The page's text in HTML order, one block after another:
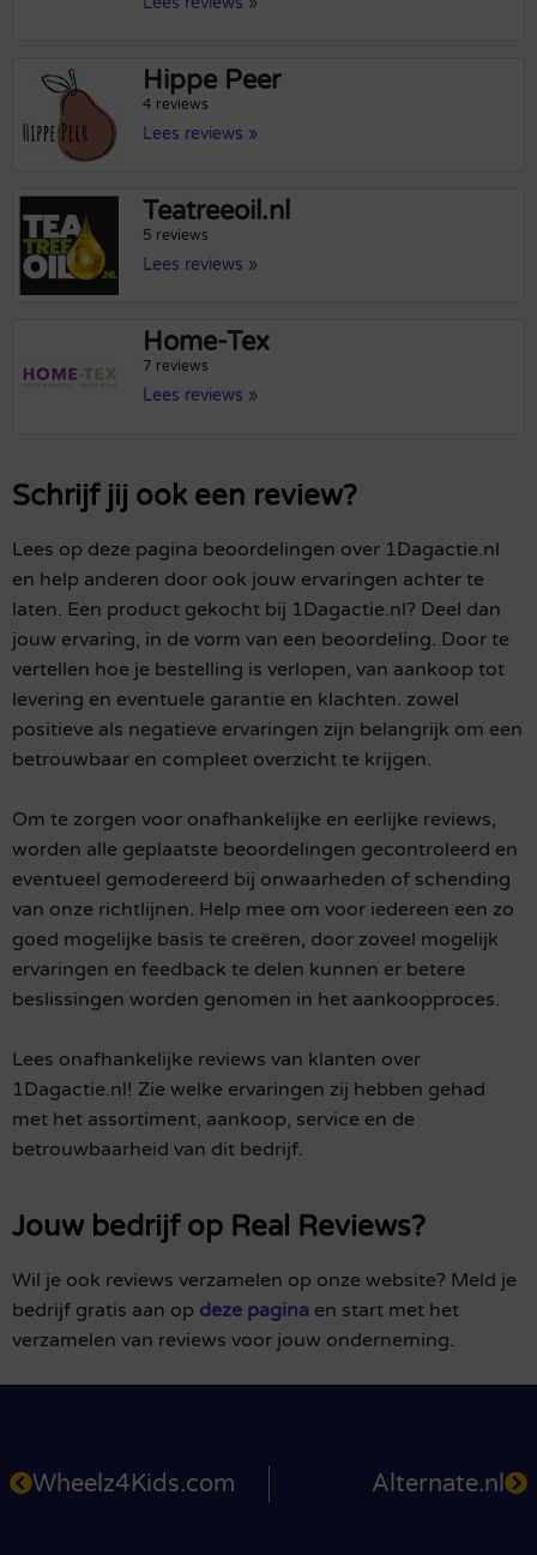
Hippe Peer
4 reviews
Lees reviews »
Teatreeoil.nl
5 reviews
Lees reviews »
Home-Tex
7 reviews
Lees reviews »
Schrijf jij ook een review?
Lees op deze pagina beoordelingen over 1Dagactie.nl
en help anderen door ook jouw ervaringen achter te
laten. Een product gekocht bij 1Dagactie.nl? Deel dan
jouw ervaring, in de vorm van een beoordeling. Door te
vertellen hoe je bestelling is verlopen, van aankoop tot
levering en eventuele garantie en klachten. zowel
positieve als negatieve ervaringen zijn belangrijk om een
betrouwbaar en compleet overzicht te krijgen.
Om te zorgen voor onafhankelijke en eerlijke reviews,
worden alle geplaatste beoordelingen gecontroleerd en
eventueel gemodereerd bij onwaarheden of schending
van onze richtlijnen. Help mee om voor iedereen een zo
goed mogelijke basis te creëren, door zoveel mogelijk
ervaringen en feedback te delen kunnen er betere
beslissingen worden genomen in het aankoopproces.
Lees onafhankelijke reviews van klanten over
1Dagactie.nl! Zie welke ervaringen zij hebben gehad
met het assortiment, aankoop, service en de
betrouwbaarheid van dit bedrijf.
Jouw bedrijf op Real Reviews?
Wil je ook reviews verzamelen op onze website? Meld je
bedrijf gratis aan op deze pagina en start met het
verzamelen van reviews voor jouw onderneming.
Wheelz4Kids.com Alternate.nl